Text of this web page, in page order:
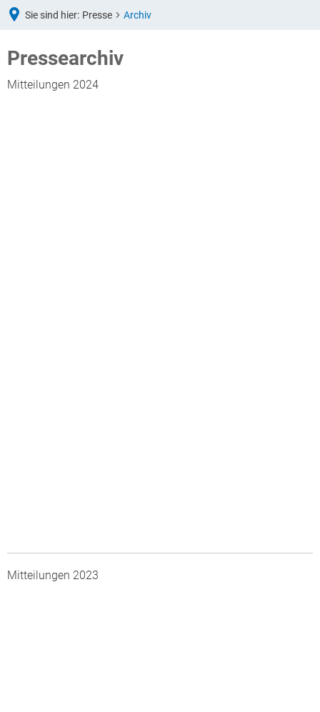
Sie sind hier: Presse Archiv
Archiv
Pressearchiv
Mitteilungen 2024
Mitteilungen 2023